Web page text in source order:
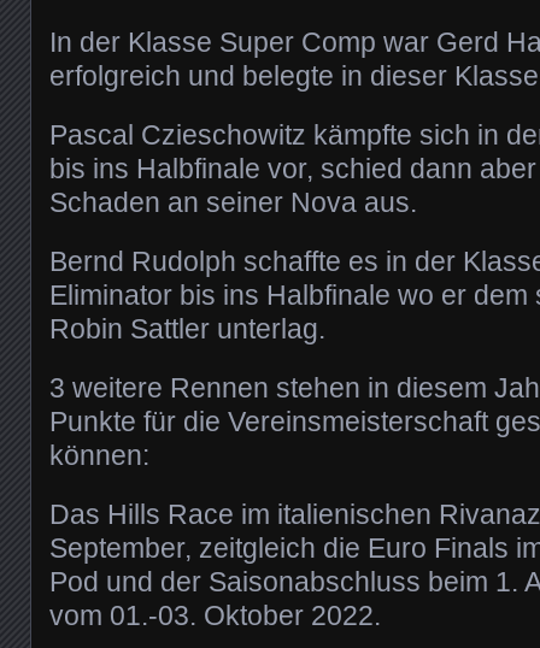
In der Klasse Super Comp war Gerd
erfolgreich und belegte in dieser
Pascal Czieschowitz kämpfte sich in
bis ins Halbfinale vor, schied dann
Schaden an seiner Nova aus.
Bernd Rudolph schaffte es in der
Eliminator bis ins Halbfinale wo er dem
Robin Sattler unterlag.
3 weitere Rennen stehen in diesem
Punkte für die Vereinsmeisterschaft
können:
Das Hills Race im italienischen
September, zeitgleich die Euro Finals
Pod und der Saisonabschluss beim 1.
vom 01.-03. Oktober 2022.